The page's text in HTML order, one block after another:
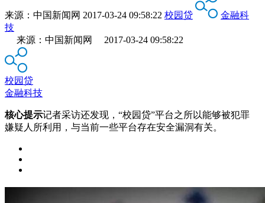
来源： 中国新闻网 2017-03-24 09:58:22 校园贷
金融科
技
来源：中国新闻网 2017-03-24 09:58:22
校园贷
金融科技
核心提示记者采访还发现，“校园贷”平台之所以能够被犯罪
嫌疑人所利用，与当前一些平台存在安全漏洞有关。